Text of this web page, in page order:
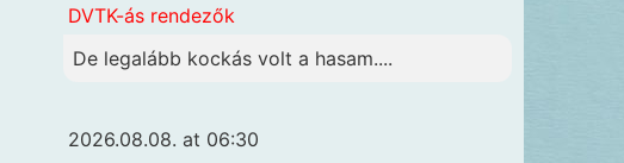
DVTK-ás rendezők
De legalább kockás volt a hasam....
2026.08.08. at 06:30